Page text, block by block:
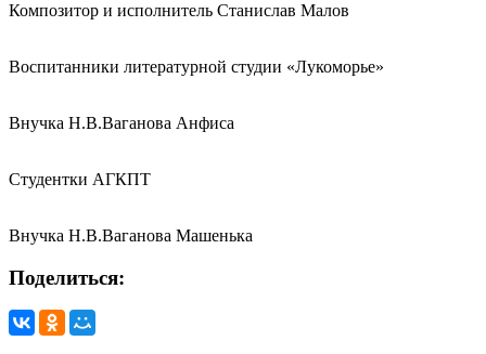
Композитор и исполнитель Станислав Малов
Воспитанники литературной студии «Лукоморье»
Внучка Н.В.Ваганова Анфиса
Студентки АГКПТ
Внучка Н.В.Ваганова Машенька
Поделиться: